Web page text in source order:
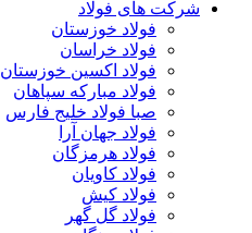
شرکت های فولاد
فولاد خوزستان
فولاد خراسان
فولاد اکسین خوزستان
فولاد مبارکه سپاهان
صبا فولاد خلیج فارس
فولاد جهان آرا
فولاد هرمزگان
فولاد کاویان
فولاد کیش
فولاد گل گهر